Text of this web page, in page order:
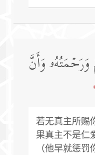
وَرَحۡمَتُهُۥ وَأَنَّ
若无真主所赐
果真主不是仁
（他早就惩罚